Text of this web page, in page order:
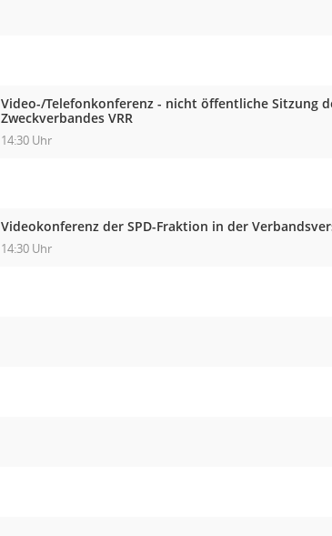
Video-/Telefonkonferenz - nicht öffentliche Sitzung
Zweckverbandes VRR
14:30 Uhr
Videokonferenz der SPD-Fraktion in der
14:30 Uhr